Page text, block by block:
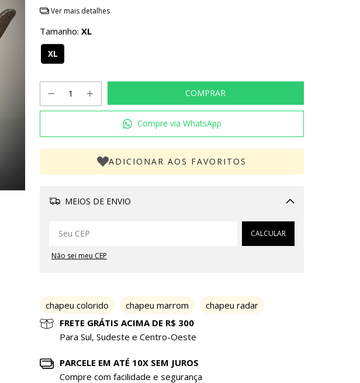
Ver mais detalhes
Tamanho: XL
XL
Compre via WhatsApp
ADICIONAR AOS FAVORITOS
MEIOS DE ENVIO
Alterar CEP
CALCULAR
Não sei meu CEP
chapeu colorido chapeu marrom
chapeu radar
FRETE GRÁTIS ACIMA DE R$ 300
Para Sul, Sudeste e Centro-Oeste
PARCELE EM ATÉ 10X SEM JUROS
Compre com facilidade e segurança